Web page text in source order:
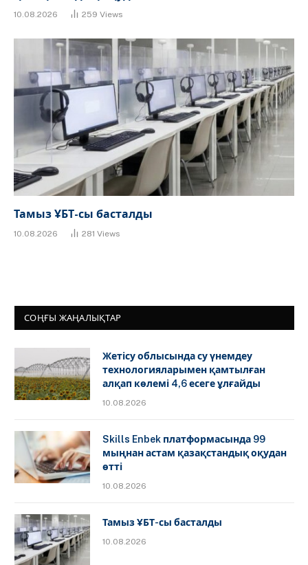
10.08.2026 259 Views
Тамыз ҰБТ-сы басталды
10.08.2026 281 Views
СОҢҒЫ ЖАҢАЛЫҚТАР
Жетісу облысында су үнемдеу
технологияларымен қамтылған
алқап көлемі 4,6 есеге ұлғайды
10.08.2026
Skills Enbek платформасында 99
мыңнан астам қазақстандық оқудан
өтті
10.08.2026
Тамыз ҰБТ-сы басталды
10.08.2026